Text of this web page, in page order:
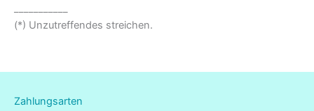
(*) Unzutreffendes streichen.
Zahlungsarten